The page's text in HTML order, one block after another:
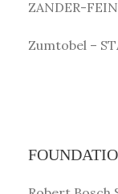
ZANDER-
Zumtobel –